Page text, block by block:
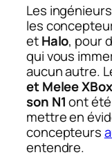
Les
les
etHalo, pour
qui vous
aucun autre.
et Melee
son N1ont
mettre en
concepteurs
entendre.